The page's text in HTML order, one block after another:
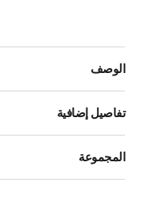
الوصف
تفاصيل إضافية
المجموعة